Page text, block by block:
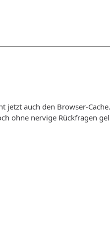
jetzt auch den Browser-
ohne nervige Rückfragen